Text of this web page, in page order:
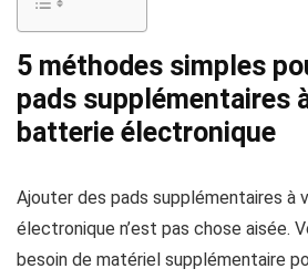
5 méthodes simples
pads supplémentaires
batterie électronique
Ajouter des pads supplémentaires à
électronique n’est pas chose aisée.
besoin de matériel supplémentaire